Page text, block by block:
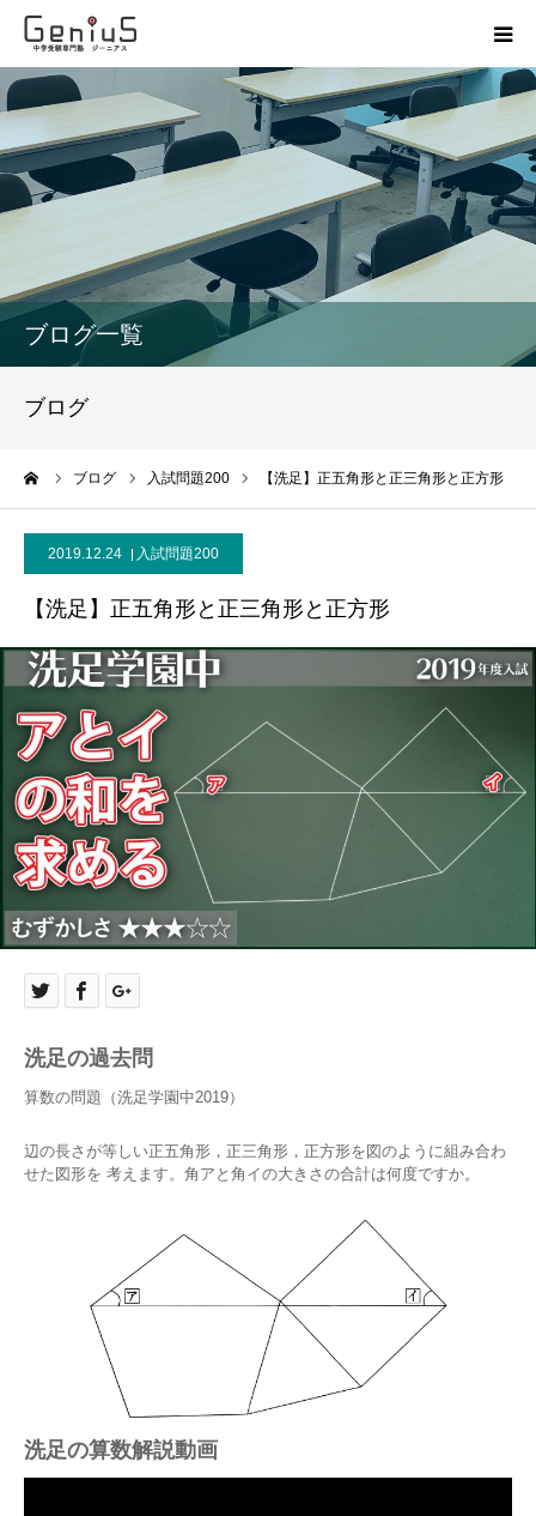
ブログ一覧
ブログ
ブログ 入試問題200 【洗足】正五角形と正三角形と正方形
2019.12.24 入試問題200
【洗足】正五角形と正三角形と正方形
洗足の過去問
算数の問題（洗足学園中2019）
辺の長さが等しい正五角形，正三角形，正方形を図のように組み合わ
せた図形を 考えます。角アと角イの大きさの合計は何度ですか。
洗足の算数解説動画
授業
志望校別特訓
模試
お問い合わせ